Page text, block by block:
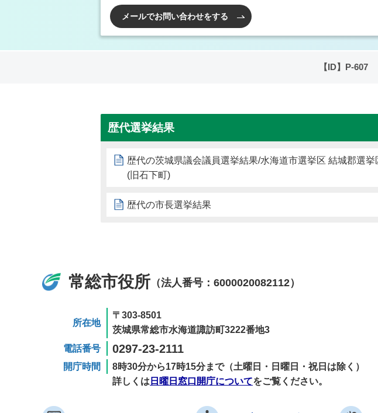
メールでお問い合わせをする
【ID】 P-607
歴代選挙結果
歴代の茨城県議会議員選挙結果/水海道市選挙区 結城郡選挙
(旧石下町)
歴代の市長選挙結果
常総市役所 （法人番号：6000020082112）
所在地
〒303-8501
茨城県常総市水海道諏訪町3222番地3
電話番号
0297-23-2111
開庁時間
8時30分から17時15分まで（土曜日・日曜日・祝日は除く）
詳しくは 日曜日窓口開庁についてをご覧ください。